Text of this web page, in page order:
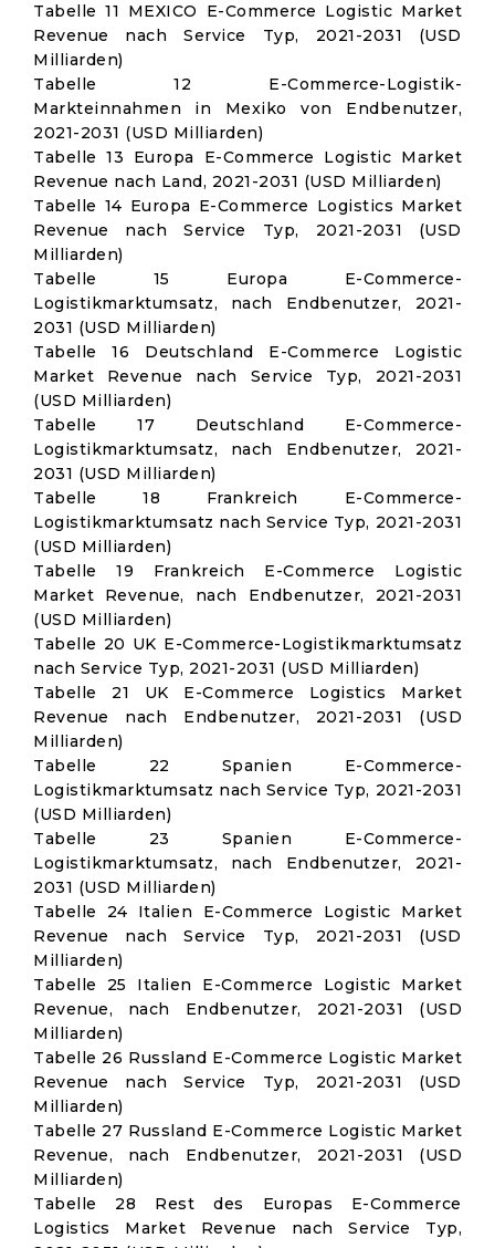
Tabelle 11 MEXICO E-Commerce Logistic Market
Revenue nach Service Typ, 2021-2031 (USD
Milliarden)
Tabelle 12 E-Commerce-Logistik-
Markteinnahmen in Mexiko von Endbenutzer,
2021-2031 (USD Milliarden)
Tabelle 13 Europa E-Commerce Logistic Market
Revenue nach Land, 2021-2031 (USD Milliarden)
Tabelle 14 Europa E-Commerce Logistics Market
Revenue nach Service Typ, 2021-2031 (USD
Milliarden)
Tabelle 15 Europa E-Commerce-
Logistikmarktumsatz, nach Endbenutzer, 2021-
2031 (USD Milliarden)
Tabelle 16 Deutschland E-Commerce Logistic
Market Revenue nach Service Typ, 2021-2031
(USD Milliarden)
Tabelle 17 Deutschland E-Commerce-
Logistikmarktumsatz, nach Endbenutzer, 2021-
2031 (USD Milliarden)
Tabelle 18 Frankreich E-Commerce-
Logistikmarktumsatz nach Service Typ, 2021-2031
(USD Milliarden)
Tabelle 19 Frankreich E-Commerce Logistic
Market Revenue, nach Endbenutzer, 2021-2031
(USD Milliarden)
Tabelle 20 UK E-Commerce-Logistikmarktumsatz
nach Service Typ, 2021-2031 (USD Milliarden)
Tabelle 21 UK E-Commerce Logistics Market
Revenue nach Endbenutzer, 2021-2031 (USD
Milliarden)
Tabelle 22 Spanien E-Commerce-
Logistikmarktumsatz nach Service Typ, 2021-2031
(USD Milliarden)
Tabelle 23 Spanien E-Commerce-
Logistikmarktumsatz, nach Endbenutzer, 2021-
2031 (USD Milliarden)
Tabelle 24 Italien E-Commerce Logistic Market
Revenue nach Service Typ, 2021-2031 (USD
Milliarden)
Tabelle 25 Italien E-Commerce Logistic Market
Revenue, nach Endbenutzer, 2021-2031 (USD
Milliarden)
Tabelle 26 Russland E-Commerce Logistic Market
Revenue nach Service Typ, 2021-2031 (USD
Milliarden)
Tabelle 27 Russland E-Commerce Logistic Market
Revenue, nach Endbenutzer, 2021-2031 (USD
Milliarden)
Tabelle 28 Rest des Europas E-Commerce
Logistics Market Revenue nach Service Typ,